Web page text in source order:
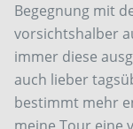
Begegnung mit
vorsichtshalber
immer diese
auch lieber
bestimmt mehr